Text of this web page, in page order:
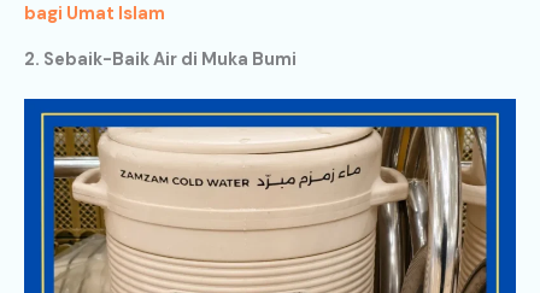
bagi Umat Islam
2. Sebaik-Baik Air di Muka Bumi